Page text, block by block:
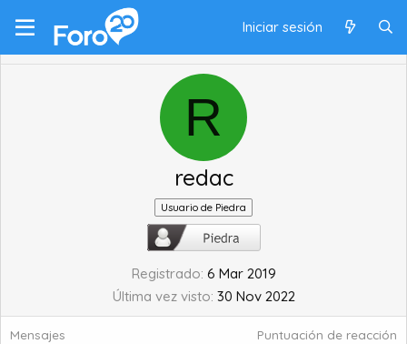
Iniciar sesión
R
redac
Usuario de Piedra
Registrado 6 Mar 2019
Última vez visto 30 Nov 2022
Mensajes Puntuación de reacción